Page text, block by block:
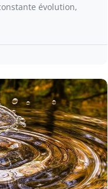
évolution,